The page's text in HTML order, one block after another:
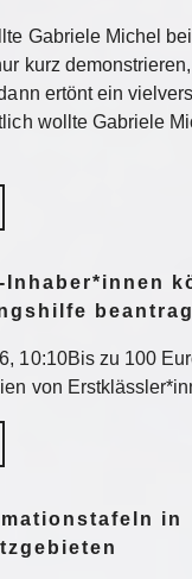
Gabriele Michel
kurz
ertönt ein
wollte Gabriele
Inhaber*innen
10:10Bis zu 100
von
in